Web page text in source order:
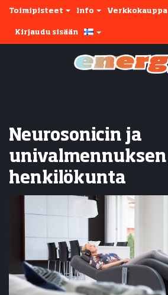
Toimipisteet Info Verkkokauppa
Kirjaudu sisään
Neurosonicin ja
univalmennuksen
henkilökunta